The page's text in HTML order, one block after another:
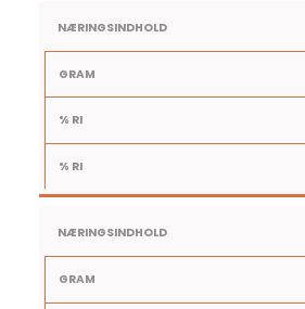
1 Ammende